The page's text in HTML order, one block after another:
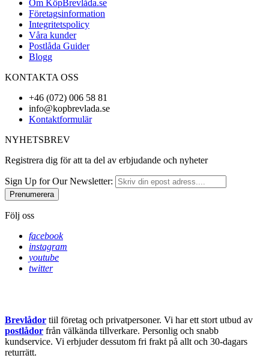
Om KöpBrevlåda.se
Företagsinformation
Integritetspolicy
Våra kunder
Postlåda Guider
Blogg
KONTAKTA OSS
+46 (072) 006 58 81
info@kopbrevlada.se
Kontaktformulär
NYHETSBREV
Registrera dig för att ta del av erbjudande och nyheter
Sign Up for Our Newsletter:
Prenumerera
Följ oss
facebook
instagram
youtube
twitter
Brevlådor tiil företag och privatpersoner. Vi har ett stort utbud av
postlådor från välkända tillverkare. Personlig och snabb
kundservice. Vi erbjuder dessutom fri frakt på allt och 30-dagars
returrätt.